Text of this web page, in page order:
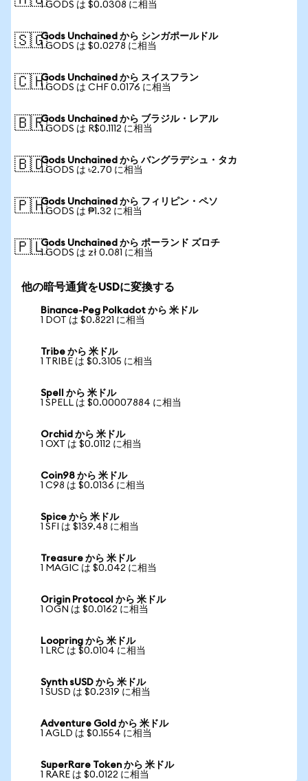
1 GODS は $0.0308 に相当
🇸🇬Gods Unchained から シンガポールドル
1 GODS は $0.0278 に相当
🇨🇭Gods Unchained から スイスフラン
1 GODS は CHF 0.0176 に相当
🇧🇷Gods Unchained から ブラジル・レアル
1 GODS は R$0.1112 に相当
🇧🇩Gods Unchained から バングラデシュ・タカ
1 GODS は ৳2.70 に相当
🇵🇭Gods Unchained から フィリピン・ペソ
1 GODS は ₱1.32 に相当
🇵🇱Gods Unchained から ポーランド ズロチ
1 GODS は zł 0.081 に相当
他の暗号通貨をUSDに変換する
Binance-Peg Polkadot から 米ドル
1 DOT は $0.8221 に相当
Tribe から 米ドル
1 TRIBE は $0.3105 に相当
Spell から 米ドル
1 SPELL は $0.00007884 に相当
Orchid から 米ドル
1 OXT は $0.0112 に相当
Coin98 から 米ドル
1 C98 は $0.0136 に相当
Spice から 米ドル
1 SFI は $139.48 に相当
Treasure から 米ドル
1 MAGIC は $0.042 に相当
Origin Protocol から 米ドル
1 OGN は $0.0162 に相当
Loopring から 米ドル
1 LRC は $0.0104 に相当
Synth sUSD から 米ドル
1 SUSD は $0.2319 に相当
Adventure Gold から 米ドル
1 AGLD は $0.1554 に相当
SuperRare Token から 米ドル
1 RARE は $0.0122 に相当